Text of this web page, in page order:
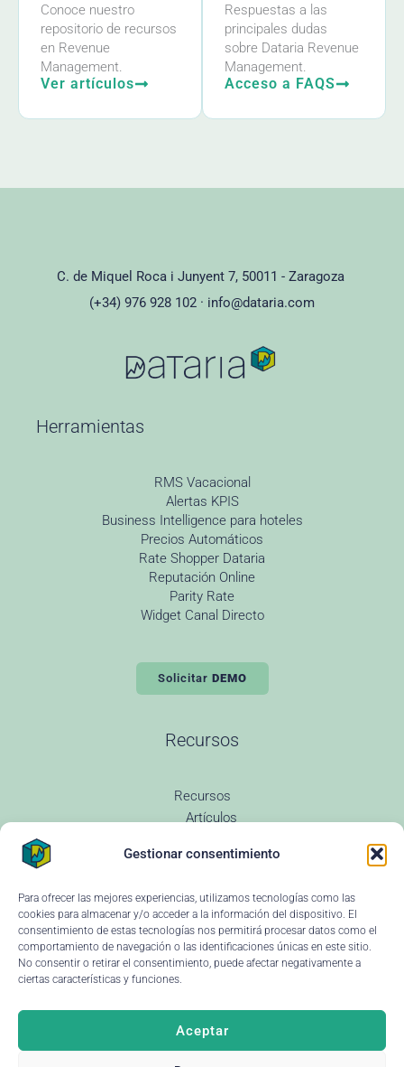
Gestionar consentimiento
Para ofrecer las mejores experiencias, utilizamos tecnologías como las
cookies para almacenar y/o acceder a la información del dispositivo. El
consentimiento de estas tecnologías nos permitirá procesar datos como el
comportamiento de navegación o las identificaciones únicas en este sitio.
No consentir o retirar el consentimiento, puede afectar negativamente a
ciertas características y funciones.
Aceptar
Conoce nuestro
repositorio de recursos
en Revenue
Management.
Ver artículos
Respuestas a las
principales dudas
sobre Dataria Revenue
Management.
Acceso a FAQS
C. de Miquel Roca i Junyent 7, 50011 - Zaragoza
(+34) 976 928 102 · info@dataria.com
Herramientas
RMS Vacacional
Alertas KPIS
Business Intelligence para hoteles
Precios Automáticos
Rate Shopper Dataria
Reputación Online
Parity Rate
Widget Canal Directo
Solicitar DEMO
Recursos
Recursos
Artículos
Revenue Management
Glosario Revenue
Preguntas Frecuentes
Changelog
Instituciones educativas
Ayuda y soporte